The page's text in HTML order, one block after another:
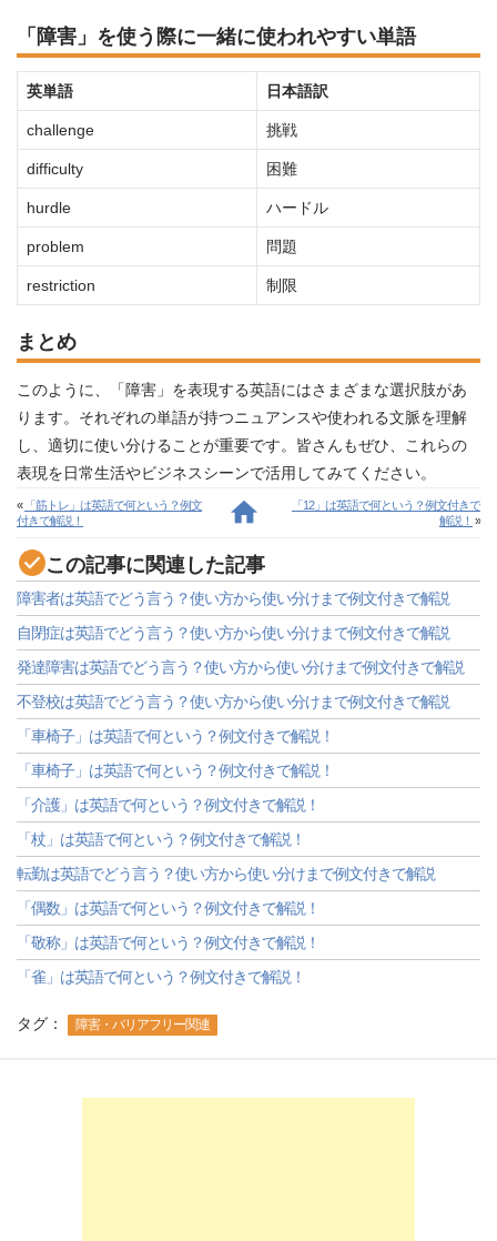
「障害」を使う際に一緒に使われやすい単語
英単語 日本語訳
challenge 挑戦
difficulty 困難
hurdle ハードル
problem 問題
restriction 制限
まとめ
このように、「障害」を表現する英語にはさまざまな選択肢があ
ります。それぞれの単語が持つニュアンスや使われる文脈を理解
し、適切に使い分けることが重要です。皆さんもぜひ、これらの
表現を日常生活やビジネスシーンで活用してみてください。
« 「筋トレ」は英語で何という？例文
付きで解説！
「12」は英語で何という？例文付きで
解説！ »
この記事に関連した記事
障害者は英語でどう言う？使い方から使い分けまで例文付きで解説
自閉症は英語でどう言う？使い方から使い分けまで例文付きで解説
発達障害は英語でどう言う？使い方から使い分けまで例文付きで解説
不登校は英語でどう言う？使い方から使い分けまで例文付きで解説
「車椅子」は英語で何という？例文付きで解説！
「車椅子」は英語で何という？例文付きで解説！
「介護」は英語で何という？例文付きで解説！
「杖」は英語で何という？例文付きで解説！
転勤は英語でどう言う？使い方から使い分けまで例文付きで解説
「偶数」は英語で何という？例文付きで解説！
「敬称」は英語で何という？例文付きで解説！
「雀」は英語で何という？例文付きで解説！
タグ： 障害・バリアフリー関連